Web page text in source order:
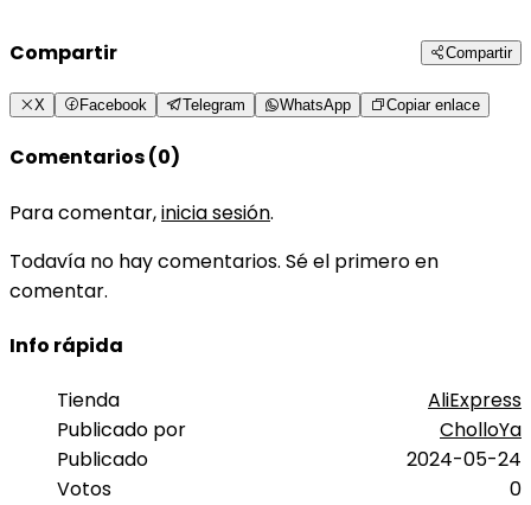
Compartir Compartir
X Facebook Telegram WhatsApp Copiar enlace
Comentarios (0)
Para comentar,inicia sesión.
Todavía no hay comentarios. Sé el primero en
comentar.
Info rápida
Tienda
AliExpress
Publicado por
CholloYa
Publicado
2024-05-24
Votos
0